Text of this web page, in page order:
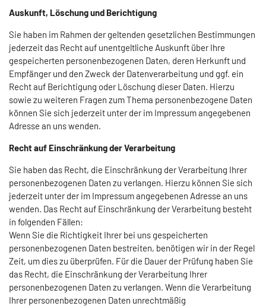
Auskunft, Löschung und Berichtigung
Sie haben im Rahmen der geltenden gesetzlichen Bestimmungen
jederzeit das Recht auf unentgeltliche Auskunft über Ihre
gespeicherten personenbezogenen Daten, deren Herkunft und
Empfänger und den Zweck der Datenverarbeitung und ggf. ein
Recht auf Berichtigung oder Löschung dieser Daten. Hierzu
sowie zu weiteren Fragen zum Thema personenbezogene Daten
können Sie sich jederzeit unter der im Impressum angegebenen
Adresse an uns wenden.
Recht auf Einschränkung der Verarbeitung
Sie haben das Recht, die Einschränkung der Verarbeitung Ihrer
personenbezogenen Daten zu verlangen. Hierzu können Sie sich
jederzeit unter der im Impressum angegebenen Adresse an uns
wenden. Das Recht auf Einschränkung der Verarbeitung besteht
in folgenden Fällen:
Wenn Sie die Richtigkeit Ihrer bei uns gespeicherten
personenbezogenen Daten bestreiten, benötigen wir in der Regel
Zeit, um dies zu überprüfen. Für die Dauer der Prüfung haben Sie
das Recht, die Einschränkung der Verarbeitung Ihrer
personenbezogenen Daten zu verlangen. Wenn die Verarbeitung
Ihrer personenbezogenen Daten unrechtmäßig